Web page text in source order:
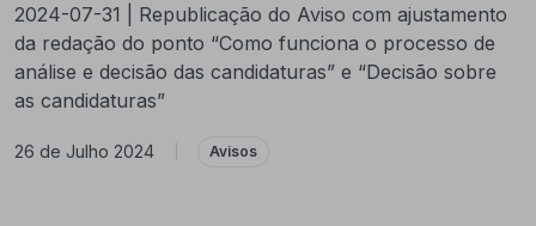
2024-07-31 | Republicação do Aviso com ajustamento
da redação do ponto “Como funciona o processo de
análise e decisão das candidaturas” e “Decisão sobre
as candidaturas”
26 de Julho 2024 Avisos